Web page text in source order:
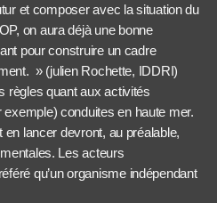
et composer avec la situation du
on aura déjà une bonne
pour construire un cadre
» (julien Rochette, IDDRI)
règles quant aux activités
conduites en haute mer.
lancer devront, au préalable,
Les acteurs
qu’un organisme indépendant